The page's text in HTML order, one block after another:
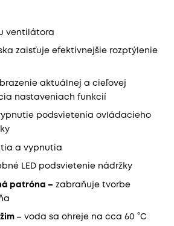
ventilátora
zaisťuje efektívnejšie rozptýlenie
aktuálnej a cieľovej
nastaveniach funkcií
podsvietenia ovládacieho
a vypnutia
LED podsvietenie nádržky
patróna – zabraňuje tvorbe
– voda sa ohreje na cca 60 °C